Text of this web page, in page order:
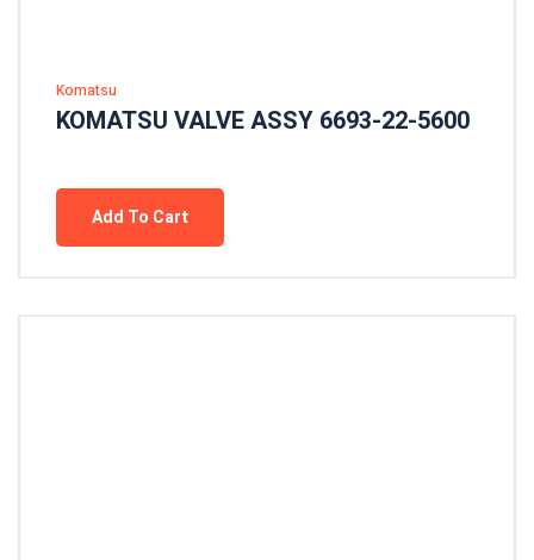
Komatsu
KOMATSU VALVE ASSY 6693-22-5600
Add To Cart